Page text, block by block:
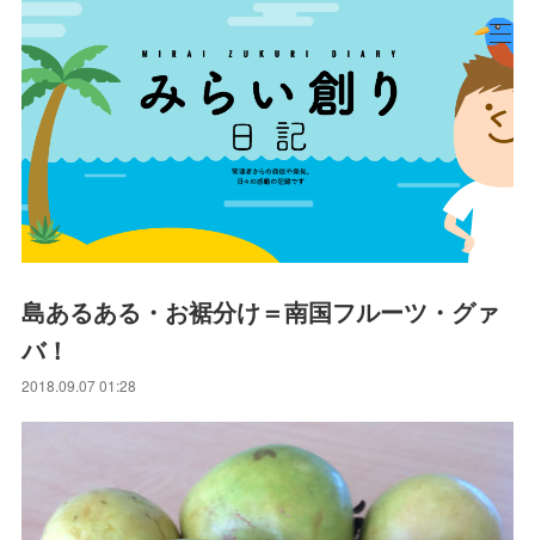
島あるある・お裾分け＝南国フルーツ・グァ
バ！
2018.09.07 01:28